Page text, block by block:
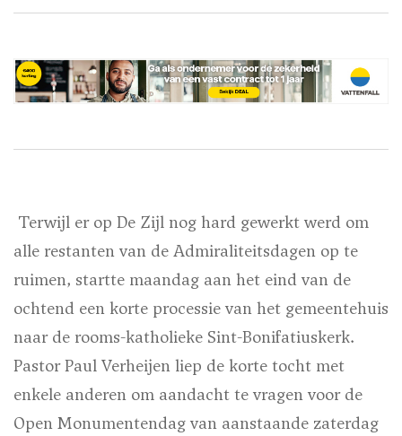
Terwijl er op De Zijl nog hard gewerkt werd om
alle restanten van de Admiraliteitsdagen op te
ruimen, startte maandag aan het eind van de
ochtend een korte processie van het gemeentehuis
naar de rooms-katholieke Sint-Bonifatiuskerk.
Pastor Paul Verheijen liep de korte tocht met
enkele anderen om aandacht te vragen voor de
Open Monumentendag van aanstaande zaterdag